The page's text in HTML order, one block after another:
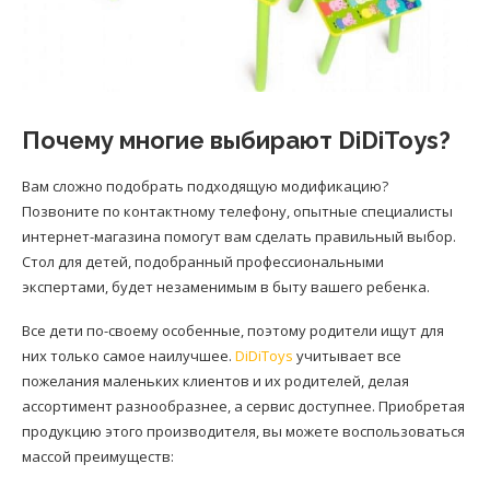
Почему многие выбирают DiDiToys?
Вам сложно подобрать подходящую модификацию?
Позвоните по контактному телефону, опытные специалисты
интернет-магазина помогут вам сделать правильный выбор.
Стол для детей, подобранный профессиональными
экспертами, будет незаменимым в быту вашего ребенка.
Все дети по-своему особенные, поэтому родители ищут для
них только самое наилучшее. DiDiToys учитывает все
пожелания маленьких клиентов и их родителей, делая
ассортимент разнообразнее, а сервис доступнее. Приобретая
продукцию этого производителя, вы можете воспользоваться
массой преимуществ: